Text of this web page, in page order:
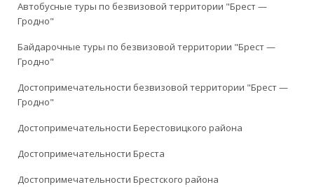
Автобусные туры по безвизовой территории "Брест —
Гродно"
Байдарочные туры по безвизовой территории "Брест —
Гродно"
Достопримечательности безвизовой территории "Брест —
Гродно"
Достопримечательности Берестовицкого района
Достопримечательности Бреста
Достопримечательности Брестского района